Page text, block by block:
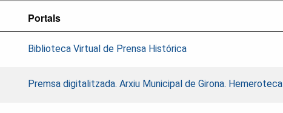
Portals
Biblioteca Virtual de Prensa Histórica
Premsa digitalitzada. Arxiu Municipal de Girona. Hemeroteca